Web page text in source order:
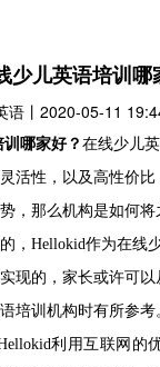
少儿英语培训哪
语 丨 2020-05-11
哪家好？ 在线少儿
活性，以及高性价
，那么机构是如何将
， Hellokid作为在线
现的，家长或许可
培训机构时有所参考
利用互联网的